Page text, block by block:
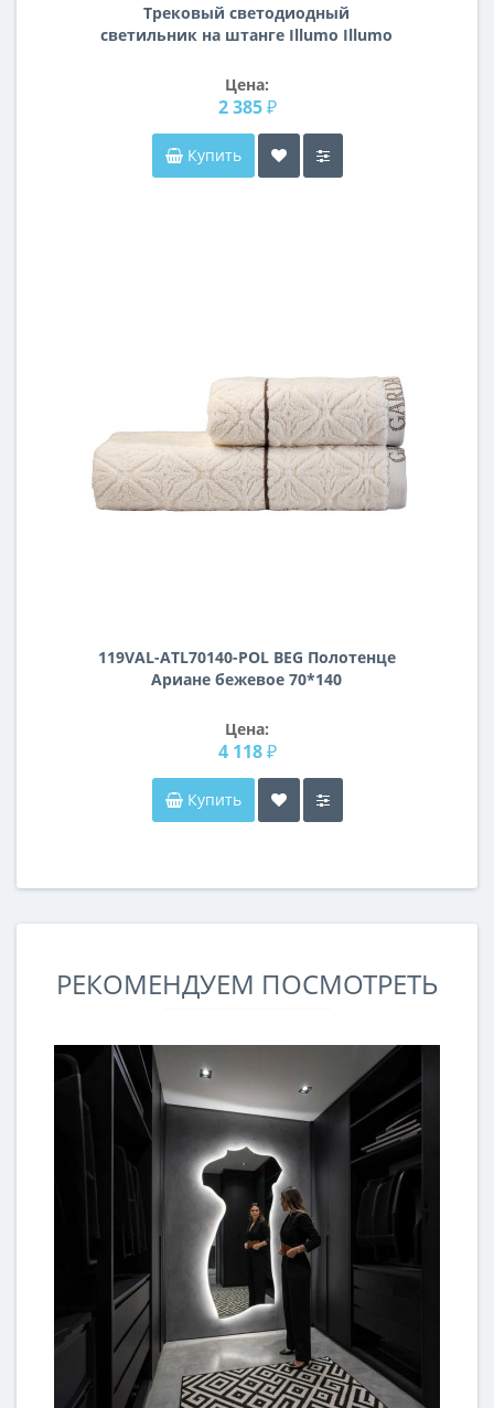
Трековый светодиодный
светильник на штанге Illumo Illumo
Цена:
2 385 ₽
Купить
119VAL-ATL70140-POL BEG Полотенце
Ариане бежевое 70*140
Цена:
4 118 ₽
Купить
РЕКОМЕНДУЕМ ПОСМОТРЕТЬ